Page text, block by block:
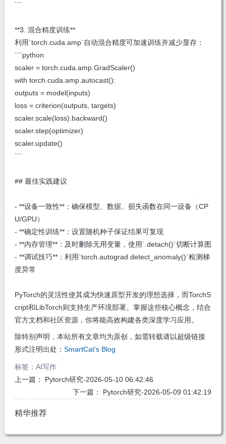
```
**3. 混合精度训练**
利用`torch.cuda.amp`自动混合精度可加速训练并减少显存：
```python
scaler = torch.cuda.amp.GradScaler()
with torch.cuda.amp.autocast():
outputs = model(inputs)
loss = criterion(outputs, targets)
scaler.scale(loss).backward()
scaler.step(optimizer)
scaler.update()
```
## 最佳实践建议
- **设备一致性**：确保模型、数据、损失函数在同一设备（CP
U/GPU）
- **确定性训练**：设置随机种子保证结果可复现
- **内存管理**：及时删除无用变量，使用`.detach()`切断计算图
- **调试技巧**：利用`torch.autograd.detect_anomaly()`检测梯
度异常
PyTorch的灵活性使其成为快速原型开发的理想选择，而TorchS
cript和LibTorch则支持生产环境部署。掌握这些核心概念，结合
官方文档和社区资源，你将能高效构建各类深度学习应用。
除特别声明，本站所有文章均为原创，如需转载请以超级链接
形式注明出处： SmartCat's Blog
标签： AI写作
上一篇： Pytorch研究-2026-05-10 06:42:46
下一篇： Pytorch研究-2026-05-09 01:42:19
精华推荐